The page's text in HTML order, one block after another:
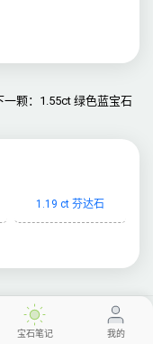
宝石笔记 我的
一颗：1.55ct 绿色蓝宝石
1.19 ct 芬达石